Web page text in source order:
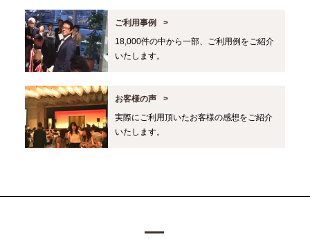
ご利用事例
18,000件の中から一部、ご利用例をご紹介
いたします。
お客様の声
実際にご利用頂いたお客様の感想をご紹介
いたします。